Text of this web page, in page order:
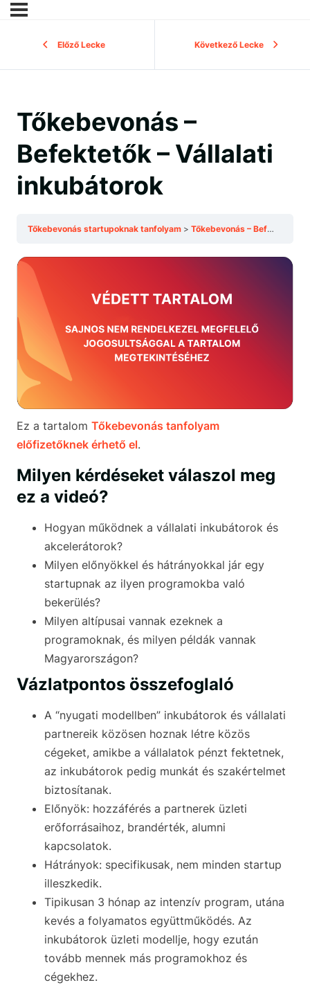
Előző Lecke Következő Lecke
Tőkebevonás –
Befektetők – Vállalati
inkubátorok
Tőkebevonás startupoknak tanfolyam Tőkebevonás – Befektetők – Vállalati inkubátorok
Ez a tartalom Tőkebevonás tanfolyam
előfizetőknek érhető el.
Milyen kérdéseket válaszol meg
ez a videó?
Hogyan működnek a vállalati inkubátorok és
akcelerátorok?
Milyen előnyökkel és hátrányokkal jár egy
startupnak az ilyen programokba való
bekerülés?
Milyen altípusai vannak ezeknek a
programoknak, és milyen példák vannak
Magyarországon?
Vázlatpontos összefoglaló
A “nyugati modellben” inkubátorok és vállalati
partnereik közösen hoznak létre közös
cégeket, amikbe a vállalatok pénzt fektetnek,
az inkubátorok pedig munkát és szakértelmet
biztosítanak.
Előnyök: hozzáférés a partnerek üzleti
erőforrásaihoz, brandérték, alumni
kapcsolatok.
Hátrányok: specifikusak, nem minden startup
illeszkedik.
Tipikusan 3 hónap az intenzív program, utána
kevés a folyamatos együttműködés. Az
inkubátorok üzleti modellje, hogy ezután
tovább mennek más programokhoz és
cégekhez.